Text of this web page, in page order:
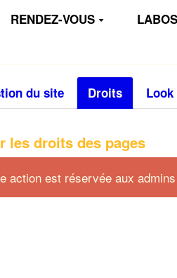
RENDEZ-VOUS
du site Droits Look
les droits des pages
action est réservée aux admins